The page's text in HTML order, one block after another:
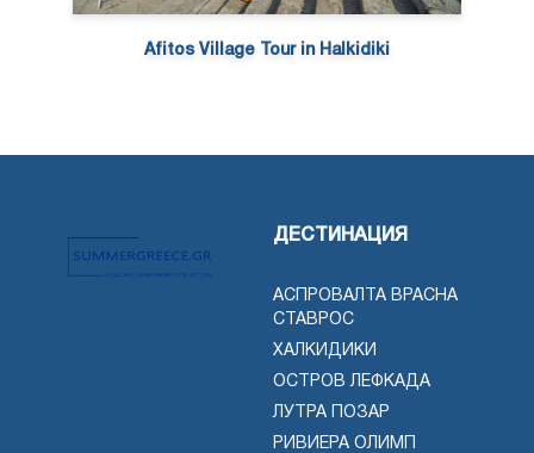
Afitos Village Tour in Halkidiki
ДЕСТИНАЦИЯ
АСПРОВАЛТА ВРАСНА
СТАВРОС
ХАЛКИДИКИ
ОСТРОВ ЛЕФКАДА
ЛУТРА ПОЗАР
РИВИЕРА ОЛИМП